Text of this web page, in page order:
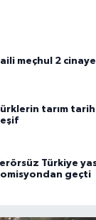
meçhul 2
tarım
Türkiye
geçti